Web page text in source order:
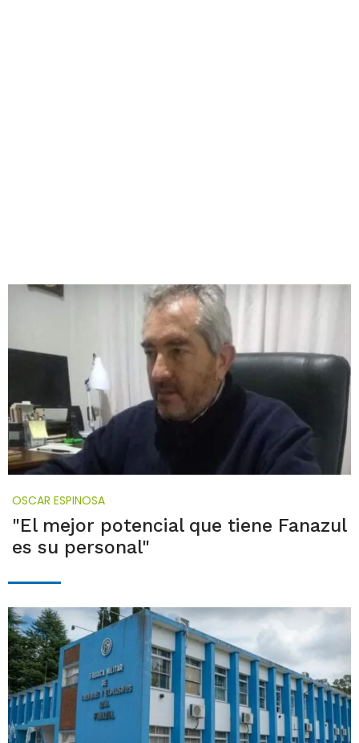
OSCAR ESPINOSA
"El mejor potencial que tiene Fanazul
es su personal"